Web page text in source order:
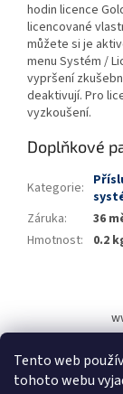
Tento web
tohoto webu
hodin licence
licencované
můžete si je
menu Systém /
vypršení
deaktivují. Pro
vyzkoušení.
Doplňkové
Kategorie:
Záruka:
36
Hmotnost: 0.2
p